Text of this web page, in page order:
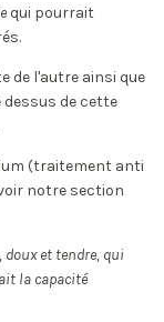
qui pourrait
de l'autre ainsi que
de cette
(traitement anti
notre section
et tendre, qui
la capacité